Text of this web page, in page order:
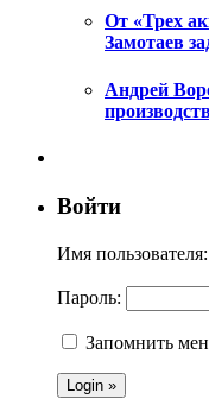
От «Трех
Замотаев
Андрей
Войти
Имя пользователя:
Пароль:
Запомнить